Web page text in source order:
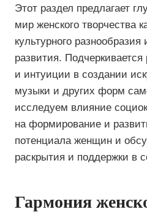
Этот раздел предлагает
мир женского творчества
культурного разнообразия
развития.
и интуиции в создании
музыки и других форм
исследуем влияние
на формирование и
потенциала женщин и
раскрытия и поддержки в
Гармония